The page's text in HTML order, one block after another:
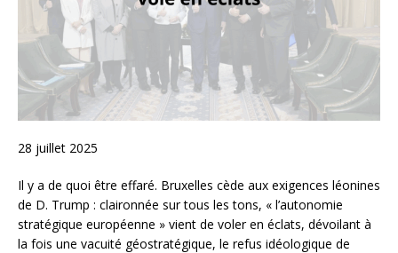
28 juillet 2025
Il y a de quoi être effaré. Bruxelles cède aux exigences léonines
de D. Trump : claironnée sur tous les tons, « l’autonomie
stratégique européenne » vient de voler en éclats, dévoilant à
la fois une vacuité géostratégique, le refus idéologique de